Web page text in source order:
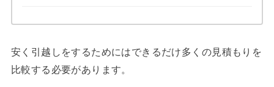
安く引越しをするためにはできるだけ多くの見積もりを
比較する必要があります。